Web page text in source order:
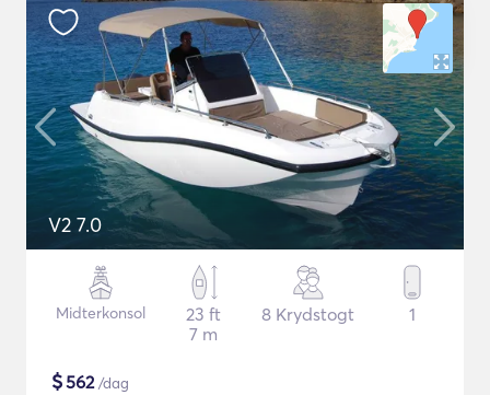
V2 7.0
Midterkonsol
23 ft
7 m
8 Krydstogt 1
$562/dag